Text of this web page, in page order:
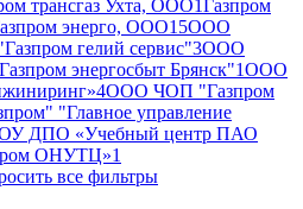
трансгаз Ухта, ООО1Газпром
энерго, ООО15ООО
гелий сервис"3ООО
энергосбыт Брянск"1ООО
4ООО ЧОП "Газпром
"Главное управление
ДПО «Учебный центр ПАО
ОНУТЦ»1
все фильтры